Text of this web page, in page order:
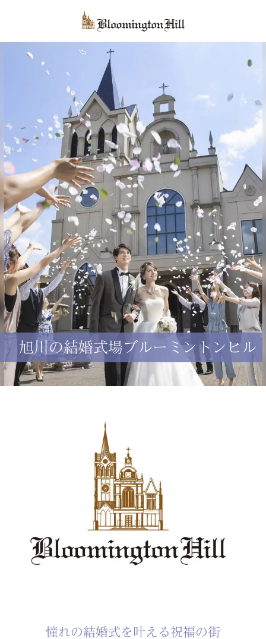
旭川の結婚式場ブルーミントンヒル
憧れの結婚式を叶える祝福の街